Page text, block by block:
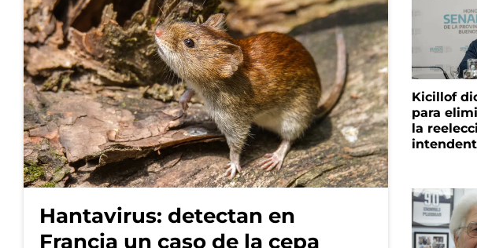
Hantavirus: detectan en
Francia un caso de la cepa
Kicillof
para
la